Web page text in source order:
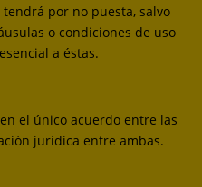
por no puesta, salvo
o condiciones de uso
a éstas.
el único acuerdo entre las
jurídica entre ambas.